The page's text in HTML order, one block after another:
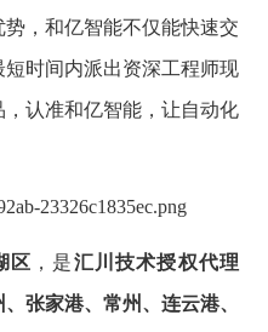
，和亿智能不仅能快速交
时间内派出资深工程师现
，认准和亿智能，让自动化
区 ，是汇川技术授权代理
张家港、常州、连云港、